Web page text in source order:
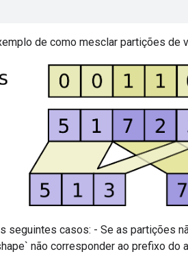
de como mesclar partições de
seguintes casos: - Se as partições
não corresponder ao prefixo do